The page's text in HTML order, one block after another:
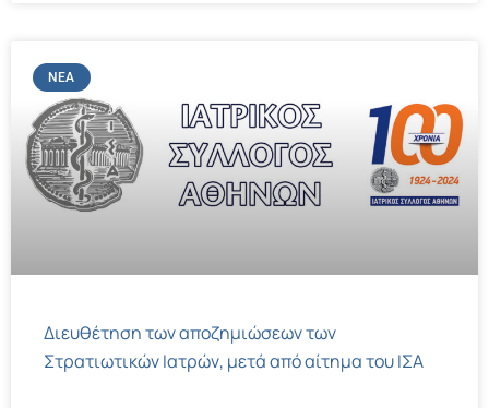
ΝΈΑ
Διευθέτηση των αποζημιώσεων των
Στρατιωτικών Ιατρών, μετά από αίτημα του ΙΣΑ